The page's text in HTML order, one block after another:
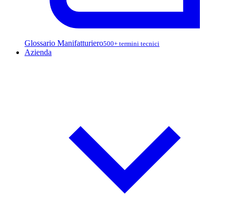
Glossario Manifatturiero500+ termini tecnici
Azienda